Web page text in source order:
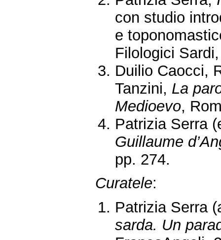
con studio
e
Filologici
Duilio Caocci,
Tanzini, La
Medioevo,
Patrizia Serra
Guillaume
pp. 274.
Curatele:
Patrizia Serra
sarda. Un